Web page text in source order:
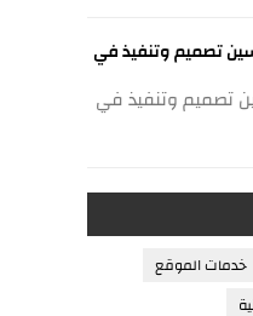
تصميم وتنفيذ في
تصميم وتنفيذ في
خدمات الموقع